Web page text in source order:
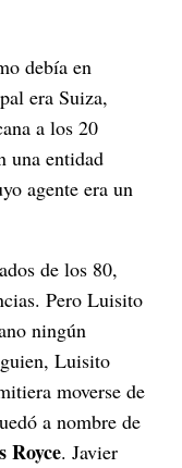
debía en
era Suiza,
a los 20
una entidad
agente era un
de los 80,
Pero Luisito
ningún
Luisito
moverse de
a nombre de
Royce. Javier